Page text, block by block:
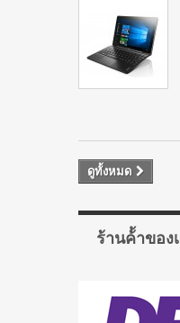
ดูทั้งหมด
ร้านค้้าของ